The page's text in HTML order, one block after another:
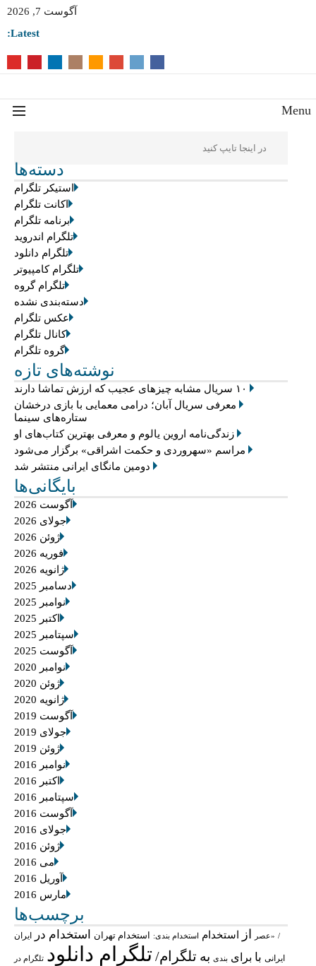
آگوست 7, 2026
Latest:
دسته‌ها
استیکر تلگرام
اکانت تلگرام
برنامه تلگرام
تلگرام اندروید
تلگرام دانلود
تلگرام کامپیوتر
تلگرام گروه
دسته‌بندی نشده
عکس تلگرام
کانال تلگرام
گروه تلگرام
نوشته‌های تازه
۱۰ سریال مشابه چیزهای عجیب که ارزش تماشا دارند
معرفی سریال آبان؛ درامی معمایی با بازی درخشان
ستاره‌های سینما
زندگی‌نامه اروین یالوم و معرفی بهترین کتاب‌های او
مراسم «سهروردی و حکمت اشراقی» برگزار می‌شود
دومین مانگای ایرانی منتشر شد
بایگانی‌ها
آگوست 2026
جولای 2026
ژوئن 2026
فوریه 2026
ژانویه 2026
دسامبر 2025
نوامبر 2025
اکتبر 2025
سپتامبر 2025
آگوست 2025
نوامبر 2020
ژوئن 2020
ژانویه 2020
آگوست 2019
جولای 2019
ژوئن 2019
نوامبر 2016
اکتبر 2016
سپتامبر 2016
آگوست 2016
جولای 2016
ژوئن 2016
می 2016
آوریل 2016
مارس 2016
برچسب‌ها
«عصر از استخدام استخدام بندی: استخدام تهران استخدام در ایران
ایرانی با برای بندی بهتلگرام/تلگرام دانلود تلگرام در